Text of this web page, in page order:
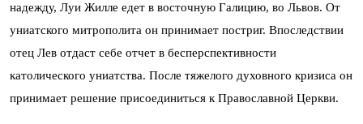
надежду, Луи Жилле едет в восточную Галицию, во Львов. От
униатского митрополита он принимает постриг. Впоследствии
отец Лев отдаст себе отчет в бесперспективности
католического униатства. После тяжелого духовного кризиса он
принимает решение присоединиться к Православной Церкви.